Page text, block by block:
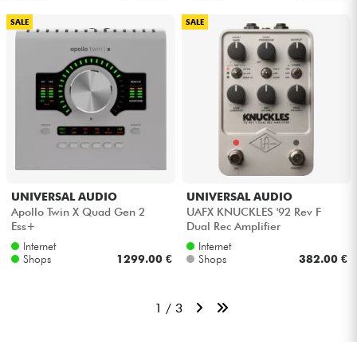
SALE
UNIVERSAL AUDIO
Apollo Twin X Quad Gen 2
Ess+
Internet
Shops
1299.00 €
SALE
UNIVERSAL AUDIO
UAFX KNUCKLES '92 Rev F
Dual Rec Amplifier
Internet
Shops
382.00 €
1 / 3